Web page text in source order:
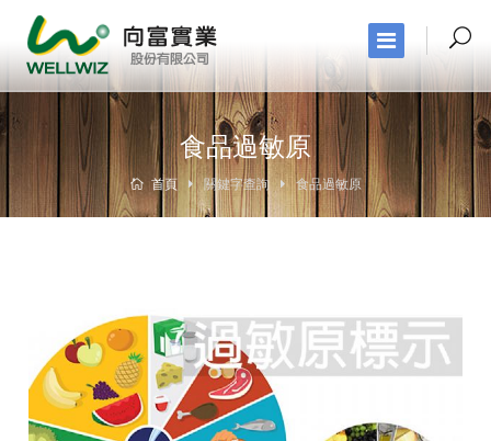
食品過敏原
首頁 關鍵字查詢 食品過敏原